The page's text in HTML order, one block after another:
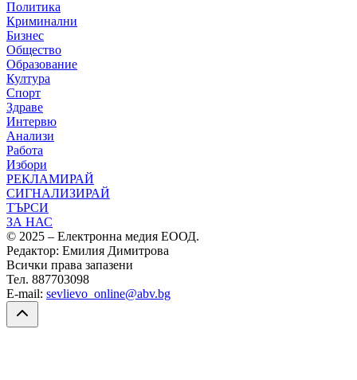
Политика
Криминални
Бизнес
Общество
Образование
Култура
Спорт
Здраве
Интервю
Анализи
Работа
Избори
РЕКЛАМИРАЙ
СИГНАЛИЗИРАЙ
ТЪРСИ
ЗА НАС
© 2025 – Електронна медия ЕООД.
Редактор: Емилия Димитрова
Всички права запазени
Тел. 887703098
E-mail: sevlievo_online@abv.bg